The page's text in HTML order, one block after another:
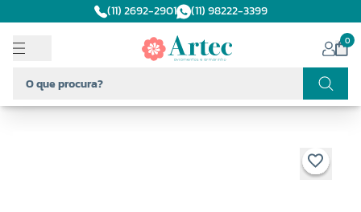
(11) 2692-2901 (11) 98222-3399
0